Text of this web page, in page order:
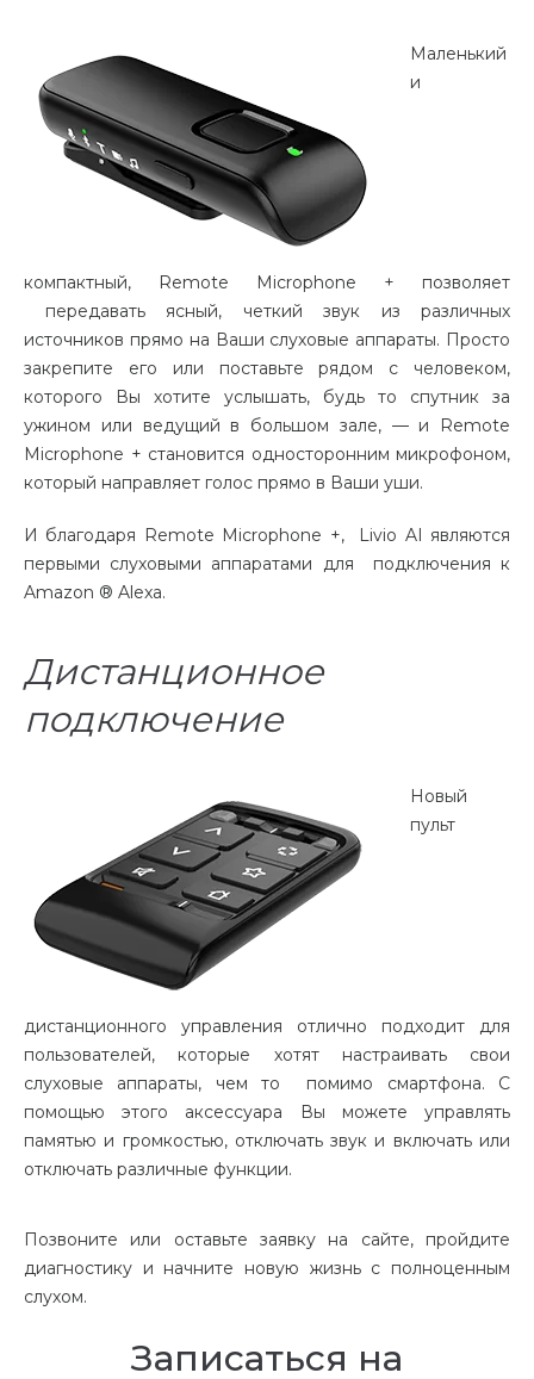
Маленький
и
компактный, Remote Microphone + позволяет
передавать ясный, четкий звук из различных
источников прямо на Ваши слуховые аппараты. Просто
закрепите его или поставьте рядом с человеком,
которого Вы хотите услышать, будь то спутник за
ужином или ведущий в большом зале, — и Remote
Microphone + становится односторонним микрофоном,
который направляет голос прямо в Ваши уши.
И благодаря Remote Microphone +, Livio AI являются
первыми слуховыми аппаратами для подключения к
Amazon ® Alexa.
Дистанционное
подключение
Новый
пульт
дистанционного управления отлично подходит для
пользователей, которые хотят настраивать свои
слуховые аппараты, чем то помимо смартфона. С
помощью этого аксессуара Вы можете управлять
памятью и громкостью, отключать звук и включать или
отключать различные функции.
Позвоните или оставьте заявку на сайте, пройдите
диагностику и начните новую жизнь с полноценным
слухом.
Записаться на